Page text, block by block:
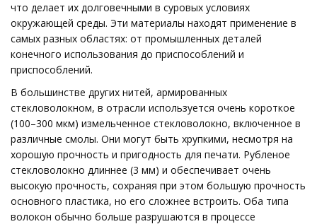
что делает их долговечными в суровых условиях
окружающей среды. Эти материалы находят применение в
самых разных областях: от промышленных деталей
конечного использования до приспособлений и
приспособлений.
В большинстве других нитей, армированных
стекловолокном, в отрасли используется очень короткое
(100–300 мкм) измельченное стекловолокно, включенное в
различные смолы. Они могут быть хрупкими, несмотря на
хорошую прочность и пригодность для печати. Рубленое
стекловолокно длиннее (3 мм) и обеспечивает очень
высокую прочность, сохраняя при этом большую прочность
основного пластика, но его сложнее встроить. Оба типа
волокон обычно больше разрушаются в процессе